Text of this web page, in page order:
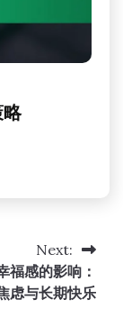
略
Next:
福感的影响：
虑与长期快乐